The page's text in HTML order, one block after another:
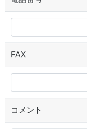
FAX
コメント